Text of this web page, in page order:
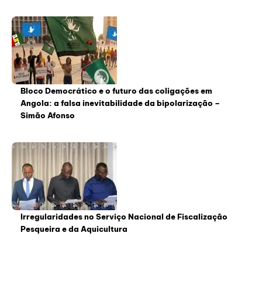
Bloco Democrático e o futuro das coligações em
Angola: a falsa inevitabilidade da bipolarização –
Simão Afonso
Irregularidades no Serviço Nacional de Fiscalização
Pesqueira e da Aquicultura